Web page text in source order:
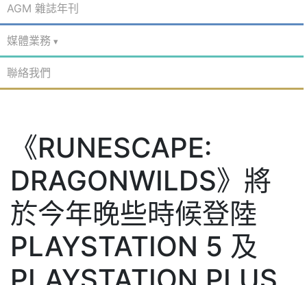
AGM 雜誌年刊
媒體業務
聯絡我們
《RUNESCAPE:
DRAGONWILDS》將
於今年晚些時候登陸
PLAYSTATION 5 及